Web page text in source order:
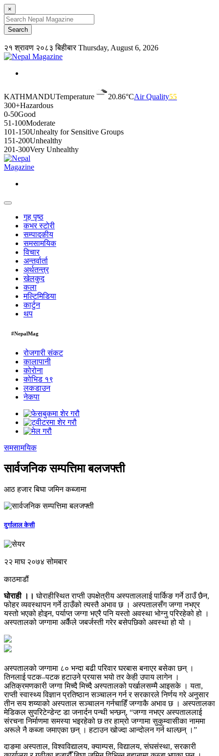
×
२१ श्रावण २०८३ बिहीबारThursday, August 6, 2026
KATHMANDUTemperature 20.86°CAir Quality55
300+Hazardous
0-50Good
51-100Moderate
101-150Unhealty for Sensitive Groups
151-200Unhealthy
201-300Very Unhealthy
गृह पृष्ठ
कभर स्टोरी
सम्पादकीय
समसामयिक
विचार
अन्तर्वार्ता
अर्थतन्त्र
खेलकुद
कला
मल्टिमिडिया
कार्टुन
थप
#NepalMag
रोजगारी संकट
कालापानी
कोरोना
कोभिड १९
लकडाउन
नेकपा
समसामयिक
सार्वजनिक सम्पत्तिमा बलजफ्ती
आठ हजार बिघा जमिन कब्जामा
दुर्गालाल केसी
२२ माघ २०७४ सोमबार
काठमाडौं
घोराही ।।घोराहीस्थित राप्ती उपक्षेत्रीय अस्पताललाई पार्किङ गर्ने ठाउँ छैन,
फोहर व्यवस्थापन गर्ने ठाउँको त्यस्तै अभाव छ । अस्पतालसँग जग्गा नभएर
यस्तो भएको होइन, पर्याप्त जग्गा भएरै पनि यस्तो अवस्था भोग्नु परिरहेको हो ।
अस्पतालको जग्गामा अर्कैले जबर्जस्ती गरेर बसेपछिको अवस्था हो यो ।
अस्पतालको जग्गामा ८० भन्दा बढी परिवार घरबास बनाएर बसेका छन् ।
तिनलाई पटक–पटक हटाउने प्रयास भयो तर केही उपाय लागेन ।
अतिक्रमणकारी जग्गा मिच्दै मिच्दै अस्पतालको पर्खालसम्मै आइसके । यता,
राप्ती स्वास्थ्य विज्ञान प्रतिष्ठान सञ्चालन गर्न र सरकारले निर्णय गरे अनुसार
तीन सय शय्याको अस्पताल सञ्चालन गर्नचाहिँ जग्गाकै अभाव छ । अस्पतालका
मेडिकल सुपरिटेन्डेन्ट डा जनार्दन पन्थी भन्छन्, “जग्गा नभएर अस्पताललाई
संरचना निर्माणमा समस्या भइरहेको छ तर हाम्रो जग्गामा सुकुम्वासीका नाममा
अरूले नै कब्जा जमाएका छन् । हटाउन खोज्दा आन्दोलन गर्न थाल्छन् ।”
दाङमा अस्पताल, विश्वविद्यालय, क्याम्पस, विद्यालय, संघसंस्था, सरकारी